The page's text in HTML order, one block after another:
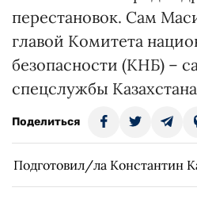
перестановок. Сам
главой Комитета
безопасности (КНБ) –
спецслужбы
Поделиться
Подготовил/ла Константин